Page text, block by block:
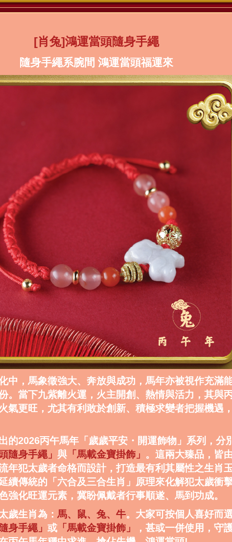
[肖兔]鴻運當頭隨身手繩
隨身手繩系腕間 鴻運當頭福運來
中，馬象徵強大、奔放與成功，馬年亦被視作充滿
。當下九紫離火運，火主開創、熱情與活力，其與
氣更旺，尤其有利敢於創新、積極求變者把握機遇
的2026丙午馬年「歲歲平安・開運飾物」系列，分
隨身手繩」 與 「馬載金寶掛飾」 。這兩大臻品，皆
年犯太歲者命格而設計，打造最有利其屬性之生肖
續傳統的「六合及三合生肖」原理來化解犯太歲衝擊
強化旺運元素，冀盼佩戴者行事順遂、馬到功成。
歲生肖為： 馬、鼠、兔、牛。大家可按個人喜好而
身手繩」 或 「馬載金寶掛飾」
，甚或一併使用，守